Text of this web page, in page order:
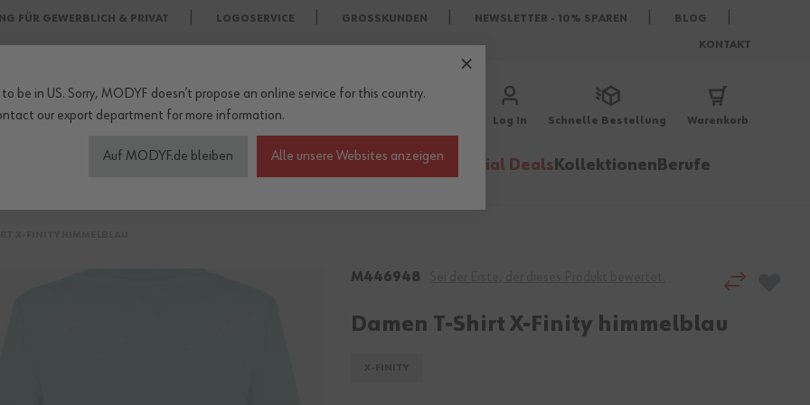
FÜR GEWERBLICH & PRIVAT LOGOSERVICE GROSSKUNDEN NEWSLETTER - 10% SPAREN BLOG
KONTAKT
Log In Schnelle Bestellung Warenkorb
Wetterschutzkleidung Arbeitsschutz Zubehör Special Deals Kollektionen Berufe
M446948
Damen T-Shirt X-Finity himmelblau
to be in US. Sorry, MODYF doesn’t propose an online service for this country.
our export department for more information.
Auf MODYF.de bleiben Alle unsere Websites anzeigen